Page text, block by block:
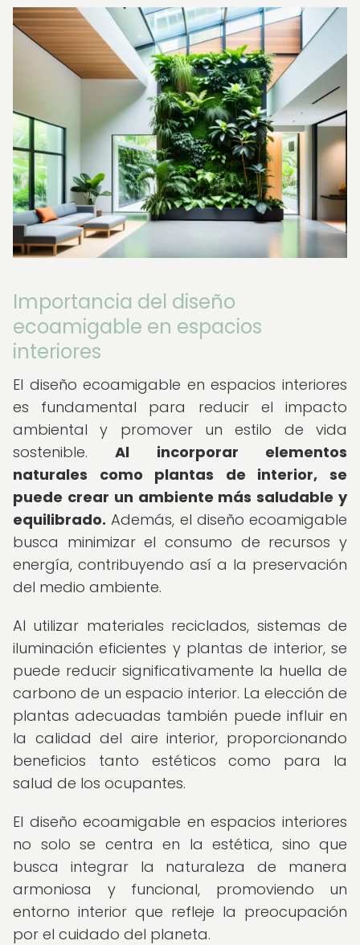
Importancia del diseño
ecoamigable en espacios
interiores
El diseño ecoamigable en espacios interiores
es fundamental para reducir el impacto
ambiental y promover un estilo de vida
sostenible.Al incorporar elementos
naturales como plantas de interior, se
puede crear un ambiente más saludable y
equilibrado. Además, el diseño ecoamigable
busca minimizar el consumo de recursos y
energía, contribuyendo así a la preservación
del medio ambiente.
Al utilizar materiales reciclados, sistemas de
iluminación eficientes y plantas de interior, se
puede reducir significativamente la huella de
carbono de un espacio interior. La elección de
plantas adecuadas también puede influir en
la calidad del aire interior, proporcionando
beneficios tanto estéticos como para la
salud de los ocupantes.
El diseño ecoamigable en espacios interiores
no solo se centra en la estética, sino que
busca integrar la naturaleza de manera
armoniosa y funcional, promoviendo un
entorno interior que refleje la preocupación
por el cuidado del planeta.